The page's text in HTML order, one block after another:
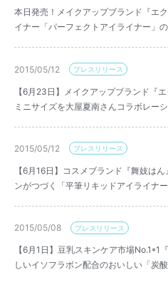
本日発売！メイクアップブランド『エ
イナー「パーフェクトアイライナー」
2015/05/12 プレスリリース
【6月23日】メイクアップブランド『
ミニサイズを大屋夏南さんコラボレー
2015/05/12 プレスリリース
【6月16日】コスメブランド『舞妓は
ンがつづく「平筆リキッドアイライナ
2015/05/08 プレスリリース
【6月1日】豆乳スキンケア市場No.1*1
しいイソフラボン配合のおいしい「炭